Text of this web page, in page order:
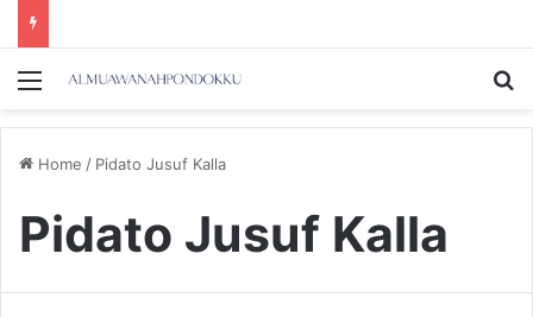
Menu
Home / Pidato Jusuf Kalla
Pidato Jusuf Kalla